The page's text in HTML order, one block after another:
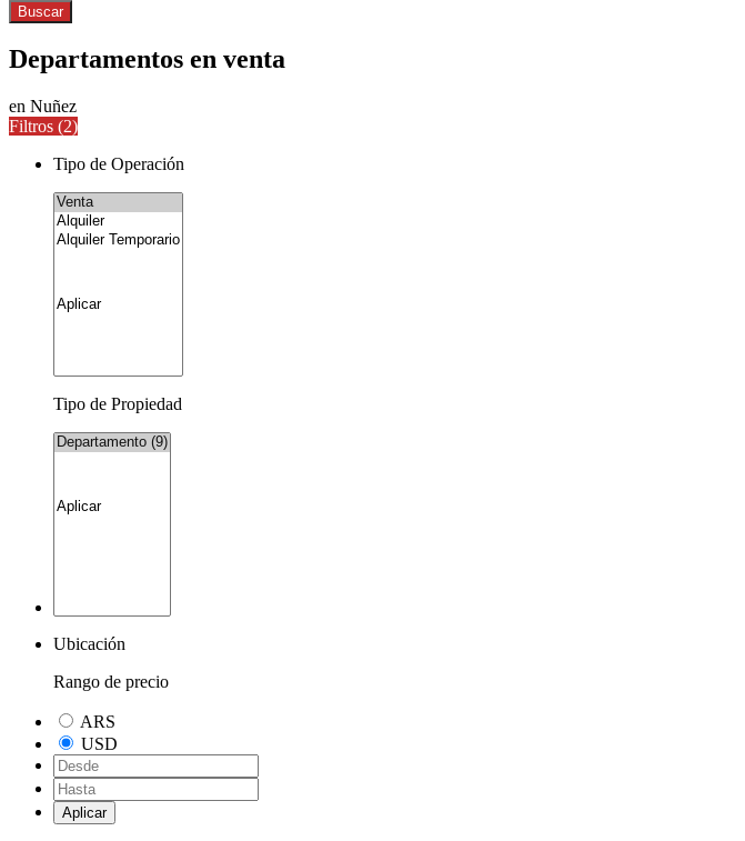
Buscar
Departamentos en venta
en Nuñez
Filtros (2)
Tipo de Operación
Tipo de Propiedad
Ubicación
Rango de precio
ARS
USD
Aplicar